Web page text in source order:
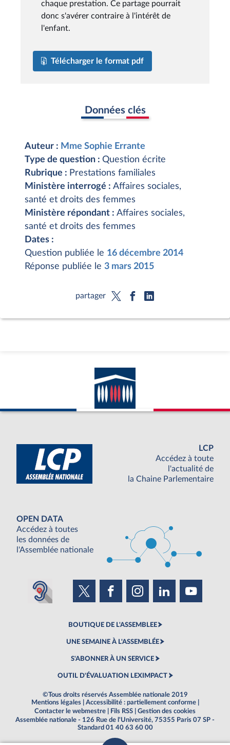
chaque prestation. Ce partage pourrait
donc s'avérer contraire à l'intérêt de
l'enfant.
Télécharger le format pdf
Données clés
Auteur : Mme Sophie Errante
Type de question : Question écrite
Rubrique : Prestations familiales
Ministère interrogé : Affaires sociales,
santé et droits des femmes
Ministère répondant : Affaires sociales,
santé et droits des femmes
Dates :
Question publiée le 16 décembre 2014
Réponse publiée le 3 mars 2015
partager
LCP
Accédez à toute
l'actualité de
la Chaine Parlementaire
OPEN DATA
Accédez à toutes
les données de
l'Assemblée nationale
BOUTIQUE DE L'ASSEMBLEE
UNE SEMAINE À L'ASSEMBLÉE
S'ABONNER À UN SERVICE
OUTIL D'ÉVALUATION LEXIMPACT
©Tous droits réservés Assemblée nationale 2019
Mentions légales
Accessibilité : partiellement conforme
Contacter le webmestre
Fils RSS
Gestion des cookies
Assemblée nationale - 126 Rue de l'Université, 75355 Paris 07 SP -
Standard 01 40 63 60 00